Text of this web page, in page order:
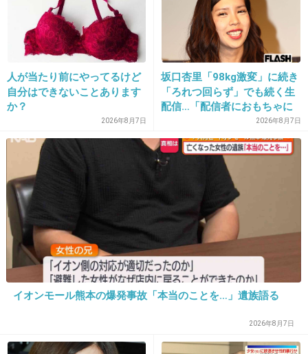
何言ってるの？
+120 -9
24. 匿名2013/11/15(金) 11:59:39
いい作品なのに数字が伸びないことってあるけ
ど、正直このドラマは作品としても別に…だよ
ね(;´Д｀)
-40
25. 匿名 2013/11/15(金) 12:00:58
る」「これ本人幸せなの？」
人が当たり前にやってるけど
自分はできないことあります
か？
2026年8月7日
坂口杏里「98kg激変」に続き
「ろれつ回らず」でも続く生
配信…「配信者におもちゃに
されてる」知人は懸念表明
2026年8月7日
イオンモール熊本の爆発事故「本当のことを…」遺族語る
2026年8月7日